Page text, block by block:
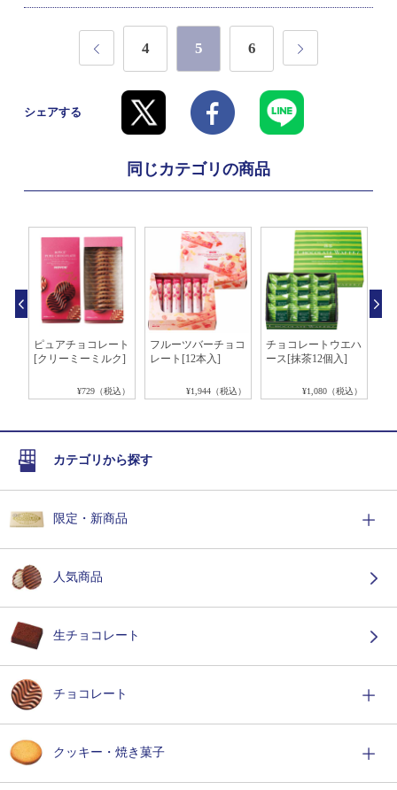
4 5 6
シェアする
同じカテゴリの商品
ピュアチョコレート
[クリーミーミルク]
¥729（税込）
フルーツバーチョコ
レート[12本入]
¥1,944（税込）
チョコレートウエハ
ース[抹茶12個入]
¥1,080（税込）
カテゴリから探す
限定・新商品
人気商品
生チョコレート
チョコレート
クッキー・焼き菓子